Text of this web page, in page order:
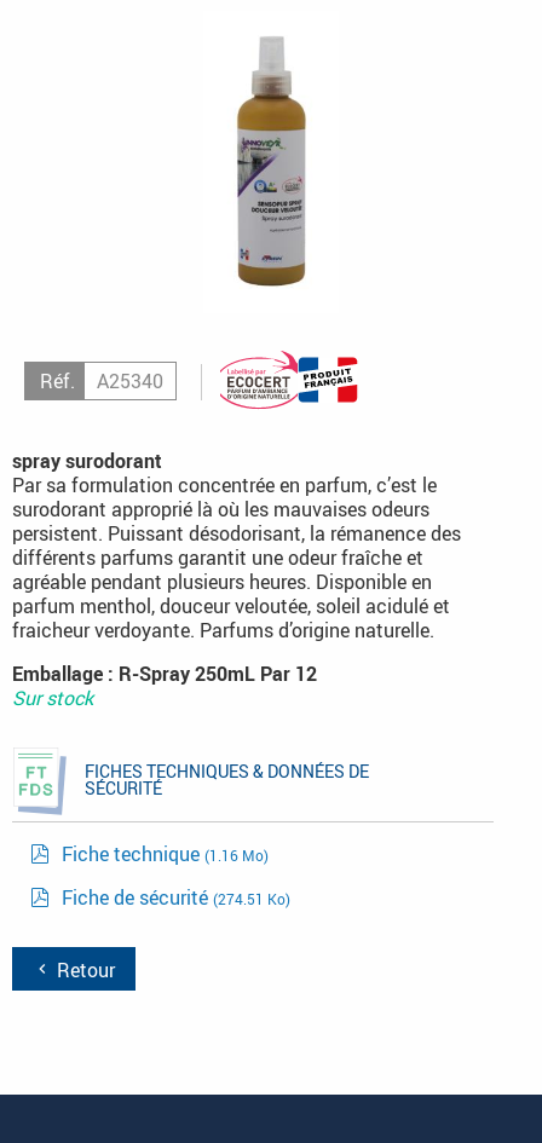
Réf. A25340
spray surodorant
Par sa formulation concentrée en parfum, c’est le
surodorant approprié là où les mauvaises odeurs
persistent. Puissant désodorisant, la rémanence des
différents parfums garantit une odeur fraîche et
agréable pendant plusieurs heures. Disponible en
parfum menthol, douceur veloutée, soleil acidulé et
fraicheur verdoyante. Parfums d’origine naturelle.
Emballage : R-Spray 250mL Par 12
Sur stock
FICHES TECHNIQUES & DONNÉES DE
SÉCURITÉ
Fiche technique (1.16 Mo)
Fiche de sécurité (274.51 Ko)
Retour